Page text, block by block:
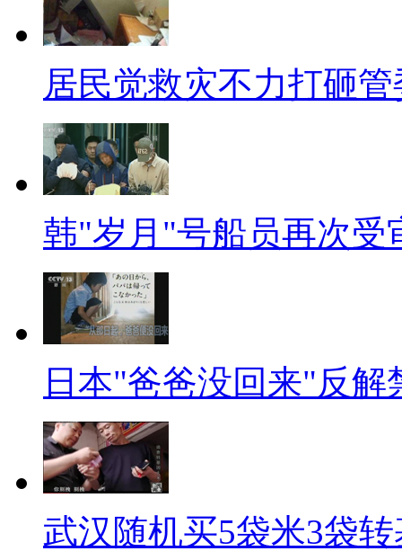
【同期】香港大学房地产及
供的居屋的话，一开始就声明
利。第二的话就是，这个房子
很多的，政府可以给他一些优
了，给到他就算了。他买了以
说我要搬到其他地方去的话，他
回来，因为它剩下来可能有20
以后再收回来卖给一个符合资
去资助这些人。
【口播】在20年房改的过程
不是福利”告终。但是20年来发
在毫无异议的住房的商品属性
如何让住房扮演好生活必需品
答案。
标题：国家卫计委拟定患者
居民觉救灾不力打砸
韩"岁月"号船员再次受
日本"爸爸没回来"反
武汉随机买5袋米3袋